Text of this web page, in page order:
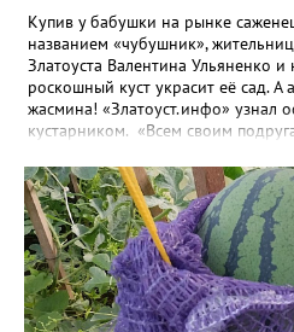
Купив у бабушки на рынке
названием «чубушник»,
Златоуста Валентина Ульяненко и
роскошный куст украсит её сад. А
жасмина! «Златоуст.инфо» узнал
кустарником. «Всем своим
городе всё больше, - рассказала
меня растёт, на мой взгляд,
Моему кусту (на фото) четыре
Махровые цветки - диаметром
июле не менее трёх недель.
встречается у сортовых особeй.
это любит. Если не знаете, чем
чубушник, не пожалеете!».